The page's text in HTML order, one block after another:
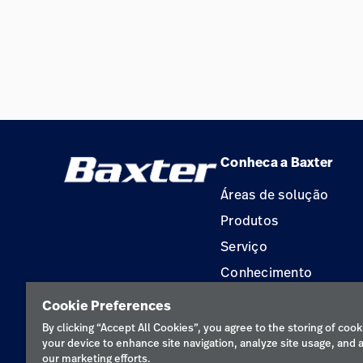
Conheca a Baxter
Áreas de solução
Produtos
Serviço
Conhecimento
Soluções de
Cookie Preferences
By clicking “Accept All Cookies”, you agree to the storing of
your device to enhance site navigation, analyze site usage, and
our marketing efforts.